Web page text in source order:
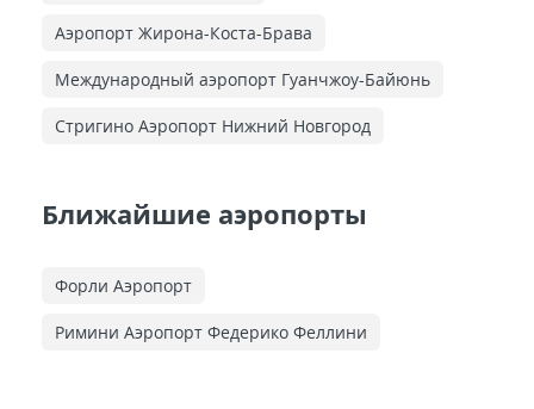
Аэропорт Жирона-Коста-Брава
Международный аэропорт Гуанчжоу-Байюнь
Стригино Аэропорт Нижний Новгород
Ближайшие аэропорты
Форли Аэропорт
Римини Аэропорт Федерико Феллини